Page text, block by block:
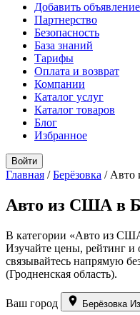
Добавить объявление
Партнерство
Безопасность
База знаний
Тарифы
Оплата и возврат
Компании
Каталог услуг
Каталог товаров
Блог
Избранное
Войти
Главная / Берёзовка / Авто
Авто из США в
В категории «Авто из
Изучайте цены, рейтинг и
связывайтесь напрямую
(Гродненская область).
Ваш город Берёзовка